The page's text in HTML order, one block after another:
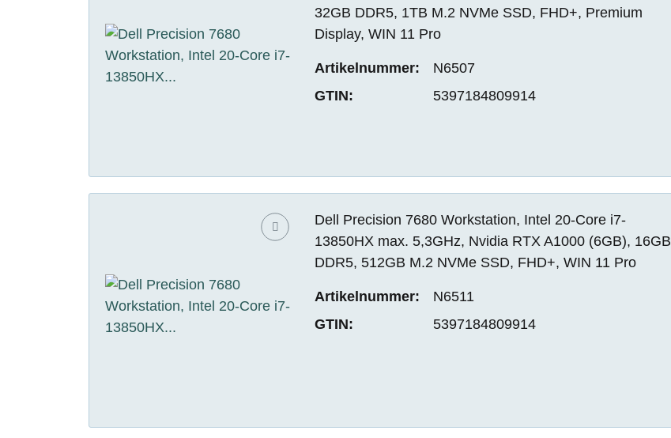
32GB DDR5, 1TB M.2 NVMe SSD, FHD+, Premium
Display, WIN 11 Pro
Artikelnummer:
N6507
GTIN:
5397184809914
Dell Precision 7680 Workstation, Intel 20-Core i7-
13850HX max. 5,3GHz, Nvidia RTX A1000 (6GB), 16GB
DDR5, 512GB M.2 NVMe SSD, FHD+, WIN 11 Pro
Artikelnummer:
N6511
GTIN:
5397184809914